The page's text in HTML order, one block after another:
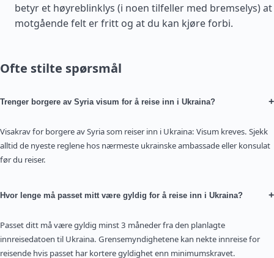
betyr et høyreblinklys (i noen tilfeller med bremselys) at
motgående felt er fritt og at du kan kjøre forbi.
Ofte stilte spørsmål
Trenger borgere av Syria visum for å reise inn i Ukraina? +
Visakrav for borgere av Syria som reiser inn i Ukraina: Visum kreves. Sjekk
alltid de nyeste reglene hos nærmeste ukrainske ambassade eller konsulat
før du reiser.
Hvor lenge må passet mitt være gyldig for å reise inn i Ukraina? +
Passet ditt må være gyldig minst 3 måneder fra den planlagte
innreisedatoen til Ukraina. Grensemyndighetene kan nekte innreise for
reisende hvis passet har kortere gyldighet enn minimumskravet.